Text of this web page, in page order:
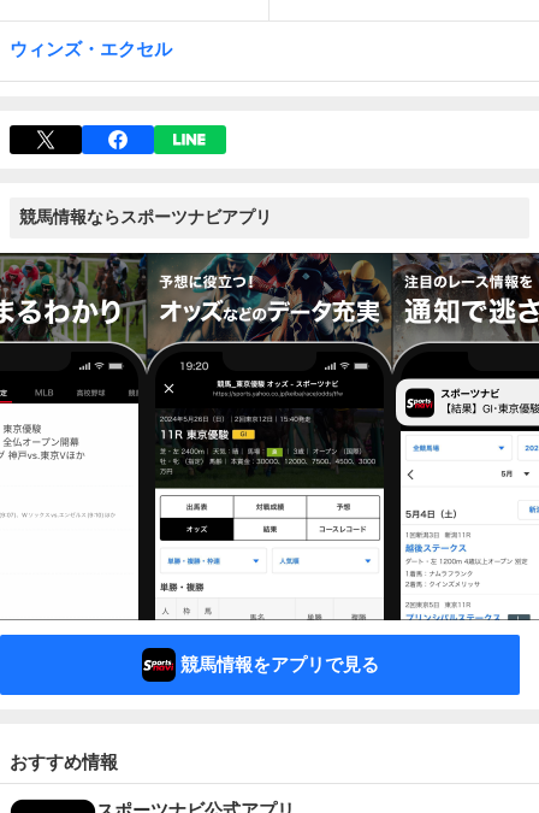
ウィンズ・エクセル
競馬情報ならスポーツナビアプリ
競馬情報をアプリで見る
おすすめ情報